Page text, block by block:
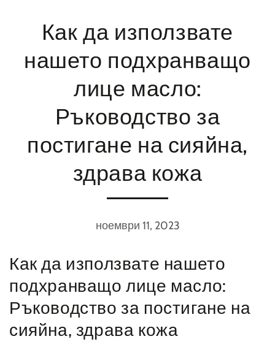
Как да използвате
нашето подхранващо
лице масло:
Ръководство за
постигане на сияйна,
здрава кожа
ноември 11, 2023
Как да използвате нашето
подхранващо лице масло:
Ръководство за постигане на
сияйна, здрава кожа